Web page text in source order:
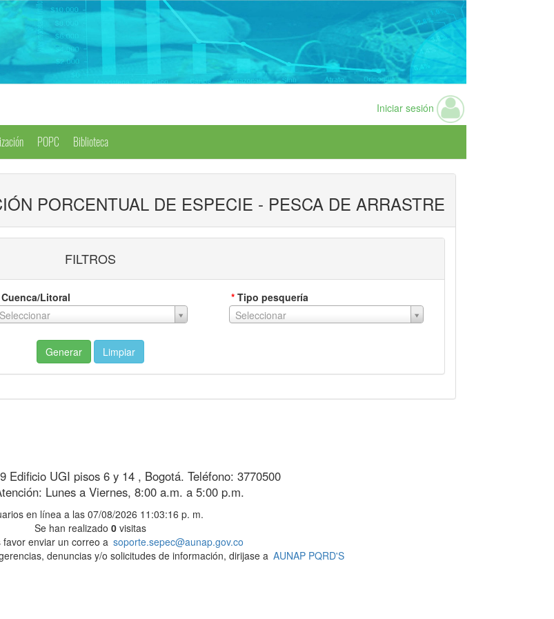
Iniciar sesión
POPC Biblioteca
PORCENTUAL DE ESPECIE - PESCA DE ARRASTRE
FILTROS
Cuenca/Litoral
Seleccionar
* Tipo pesquería
Seleccionar
Generar Limpiar
Edificio UGI pisos 6 y 14 , Bogotá. Teléfono: 3770500
Lunes a Viernes, 8:00 a.m. a 5:00 p.m.
en línea a las 07/08/2026 11:03:16 p. m.
Se han realizado 0 visitas
favor enviar un correo a soporte.sepec@aunap.gov.co
denuncias y/o solicitudes de información, dirijase a AUNAP PQRD'S